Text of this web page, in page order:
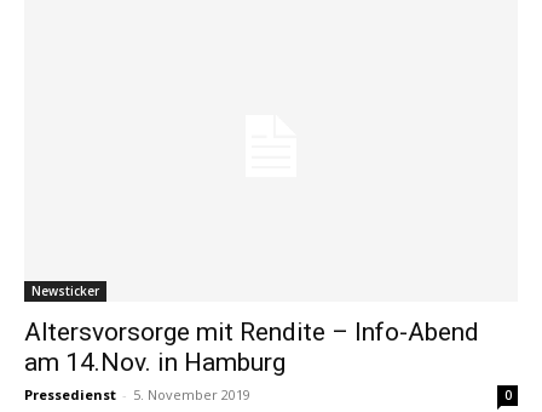
Newsticker
Altersvorsorge mit Rendite – Info-Abend
am 14.Nov. in Hamburg
Pressedienst - 5. November 2019 0